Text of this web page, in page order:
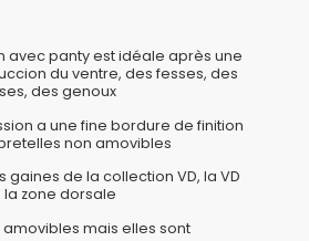
avec panty est idéale après une
du ventre, des fesses, des
des genoux
a une fine bordure de finition
non amovibles
gaines de la collection VD, la VD
zone dorsale
amovibles mais elles sont